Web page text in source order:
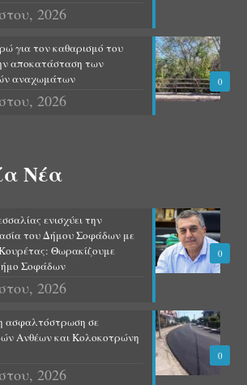
2026
0
για τον καθαρισμό του
αποκατάσταση των
αναχωμάτων
2026
Νέα
0
ενισχύει την
του Δήμου Σοφάδων με
Θωρακίζουμε
Σοφάδων
2026
0
ασφαλτόστρωση σε
Ανθέων και Κολοκοτρώνη
2026